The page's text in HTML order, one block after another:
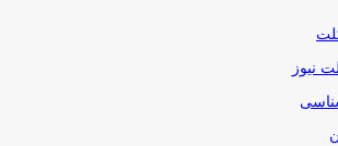
نیوز